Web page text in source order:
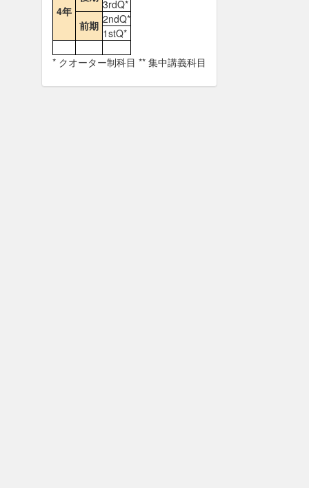
4年
3rdQ*
前期 2ndQ*
1stQ*
* クオーター制科目 ** 集中講義科目